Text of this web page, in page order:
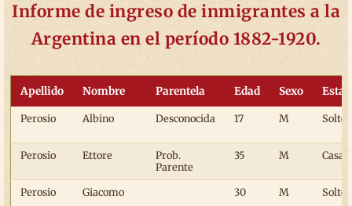
Informe de ingreso de inmigrantes a la
Argentina en el período 1882-1920.
Apellido Nombre Parentela Edad Sexo
Perosio Albino Desconocida 17 M
Perosio Ettore
Prob.
Parente
35 M
Perosio Giacomo 30 M